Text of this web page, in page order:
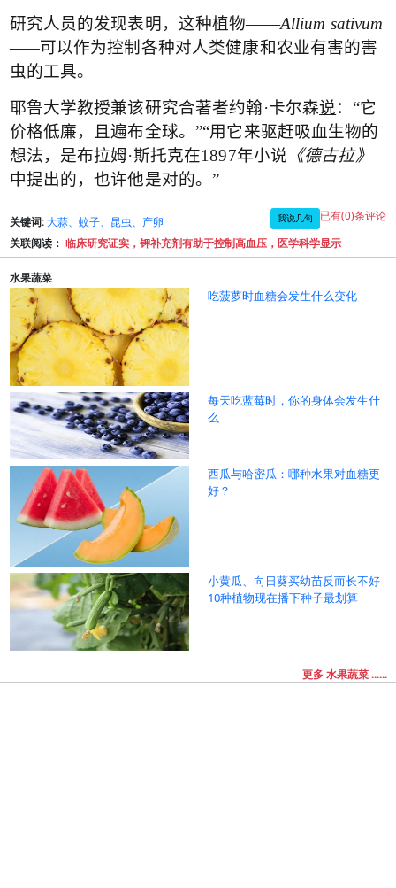
研究人员的发现表明，这种植物——Allium sativum
——可以作为控制各种对人类健康和农业有害的害
虫的工具。
耶鲁大学教授兼该研究合著者约翰·卡尔森说： “它
价格低廉，且遍布全球。 ”“用它来驱赶吸血生物的
想法，是布拉姆·斯托克在1897年小说 《德古拉》
中提出的，也许他是对的。”
关键词: 大蒜、蚊子、昆虫、产卵 我说几句 已有(0)条评论
关联阅读： 临床研究证实，钾补充剂有助于控制高血压，医学科学显示
水果蔬菜
吃菠萝时血糖会发生什么变化
每天吃蓝莓时，你的身体会发生什
么
西瓜与哈密瓜：哪种水果对血糖更
好？
小黄瓜、向日葵买幼苗反而长不好
10种植物现在播下种子最划算
更多 水果蔬菜 ......